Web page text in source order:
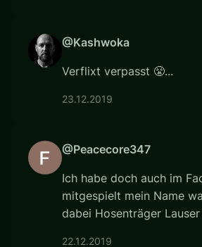
@Kashwoka
Verflixt verpasst 😤...
23.12.2019
@Peacecore347
Ich habe doch auch im
mitgespielt mein Name
dabei Hosenträger Lauser
22.12.2019